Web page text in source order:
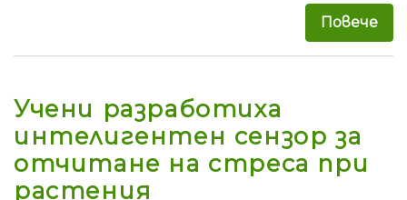
Повече
Учени разработиха
интелигентен сензор за
отчитане на стреса при
растения